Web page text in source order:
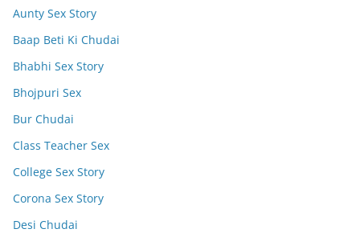
Aunty Sex Story
Baap Beti Ki Chudai
Bhabhi Sex Story
Bhojpuri Sex
Bur Chudai
Class Teacher Sex
College Sex Story
Corona Sex Story
Desi Chudai